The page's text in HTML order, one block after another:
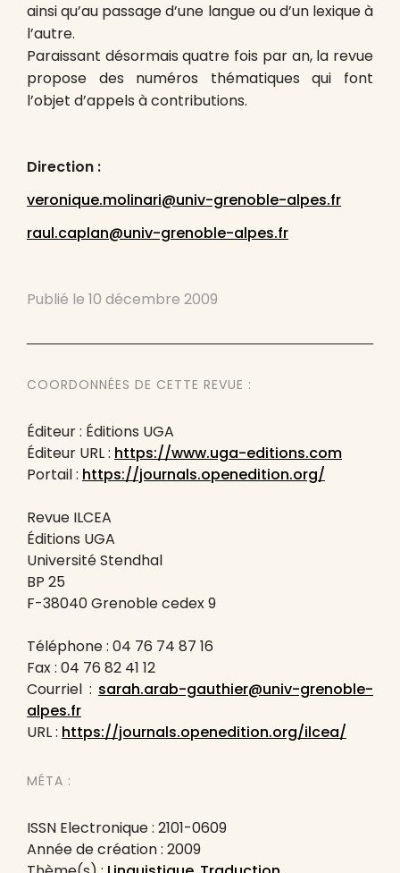
ainsi qu’au passage d’une langue ou d’un lexique à
l’autre.
Paraissant désormais quatre fois par an, la revue
propose des numéros thématiques qui font
l’objet d’appels à contributions.
Direction :
veronique.molinari@univ-grenoble-alpes.fr
raul.caplan@univ-grenoble-alpes.fr
Publié le 10 décembre 2009
COORDONNÉES DE CETTE REVUE :
Éditeur : Éditions UGA
Éditeur URL : https://www.uga-editions.com
Portail : https://journals.openedition.org/
Revue ILCEA
Éditions UGA
Université Stendhal
BP 25
F-38040 Grenoble cedex 9
Téléphone : 04 76 74 87 16
Fax : 04 76 82 41 12
Courriel : sarah.arab-gauthier@univ-grenoble-
alpes.fr
URL : https://journals.openedition.org/ilcea/
MÉTA :
ISSN Electronique : 2101-0609
Année de création : 2009